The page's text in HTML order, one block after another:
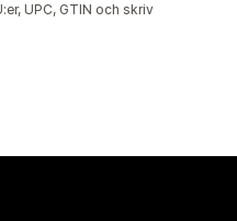
UPC, GTIN och skriv